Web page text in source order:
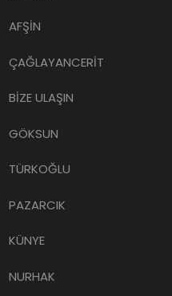
AFŞİN
ÇAĞLAYANCERİT
BİZE ULAŞIN
GÖKSUN
TÜRKOĞLU
PAZARCIK
KÜNYE
NURHAK